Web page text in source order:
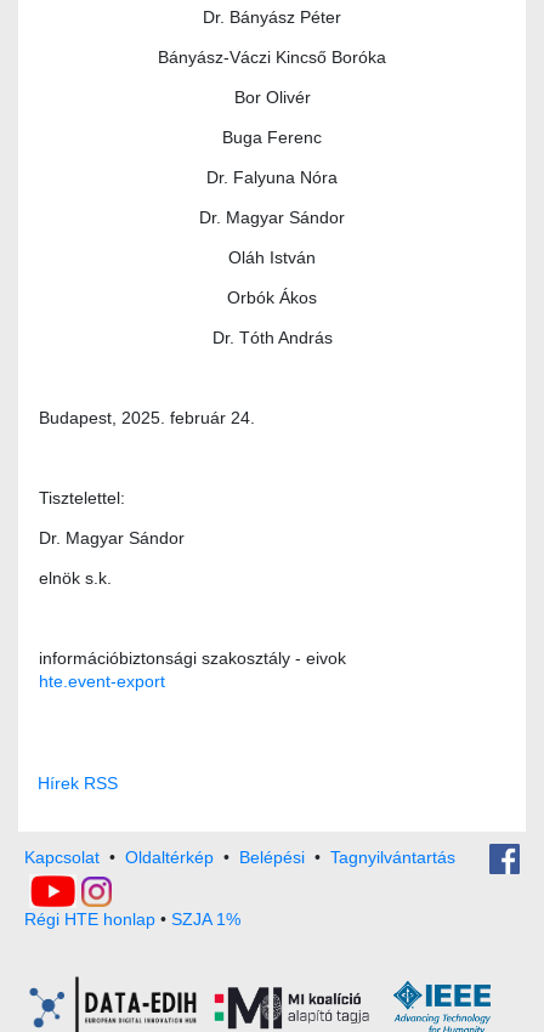
Dr. Bányász Péter
Bányász-Váczi Kincső Boróka
Bor Olivér
Buga Ferenc
Dr. Falyuna Nóra
Dr. Magyar Sándor
Oláh István
Orbók Ákos
Dr. Tóth András
Budapest, 2025. február 24.
Tisztelettel:
Dr. Magyar Sándor
elnök s.k.
információbiztonsági szakosztály - eivok
hte.event-export
Hírek RSS
Kapcsolat • Oldaltérkép • Belépési • Tagnyilvántartás
Régi HTE honlap • SZJA 1%